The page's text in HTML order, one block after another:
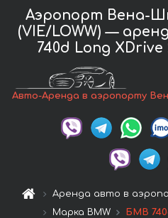
Аэропорт Вена-
(VIE/LOWW) —
740d Long XDrive
Авто-Аренда в аэропорту
Аренда авто в
Марка BMW
БМВ